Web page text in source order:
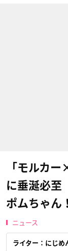
「モルカ
に垂涎必至
ポムちゃん
ニュース
ライター：にじめ